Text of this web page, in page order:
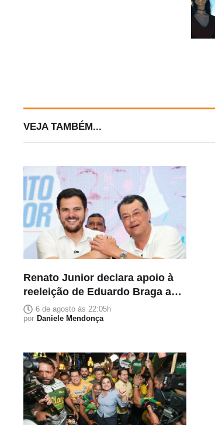
VEJA TAMBÉM...
Renato Junior declara apoio à
reeleição de Eduardo Braga ao
Senado
6 de agosto às 22:05h
por Daniele Mendonça